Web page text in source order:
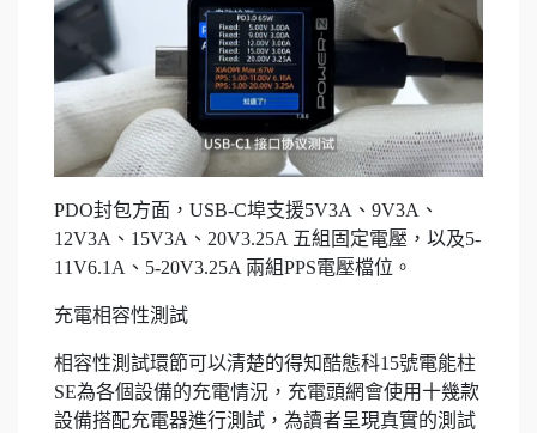
PDO封包方面，USB-C埠支援5V3A、9V3A、
12V3A、15V3A、20V3.25A 五組固定電壓，以及5-
11V6.1A、5-20V3.25A 兩組PPS電壓檔位。
充電相容性測試
相容性測試環節可以清楚的得知酷態科15號電能柱
SE為各個設備的充電情況，充電頭網會使用十幾款
設備搭配充電器進行測試，為讀者呈現真實的測試